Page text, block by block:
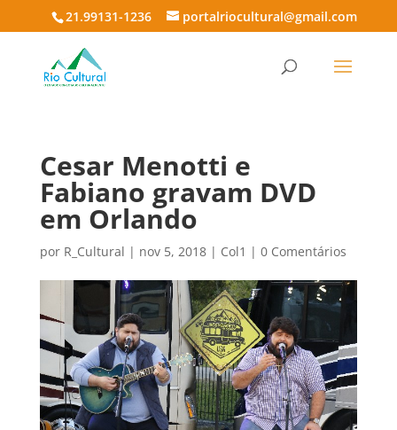
21.99131-1236 portalriocultural@gmail.com
Cesar Menotti e
Fabiano gravam DVD
em Orlando
por R_Cultural | nov 5, 2018| Col1 | 0 Comentários